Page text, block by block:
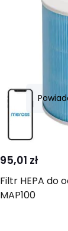
95,01 zł
Filtr HEPA do
MAP100